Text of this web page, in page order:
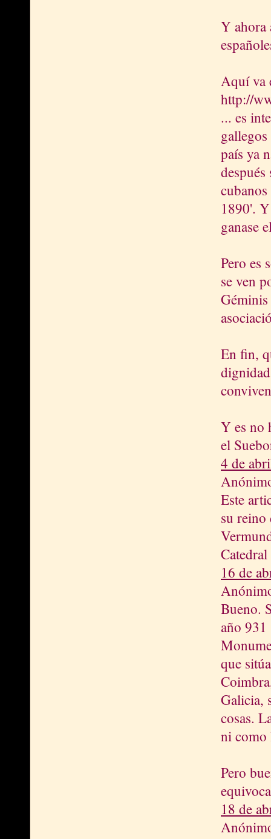
Y ahora
Aquí va
http://
... es
país ya
1890'.
ganase
Pero es
se ven
Géminis
En fin,
Y es no
el
4 de
Este
su
16 de
Bueno.
año
que
Galicia,
cosas.
ni como
Pero
18 de